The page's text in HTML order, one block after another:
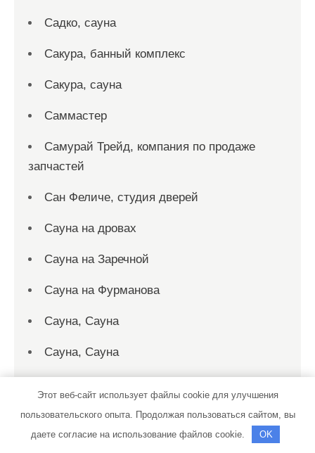
Садко, сауна
Сакура, банный комплекс
Сакура, сауна
Саммастер
Самурай Трейд, компания по продаже
запчастей
Сан Феличе, студия дверей
Сауна на дровах
Сауна на Заречной
Сауна на Фурманова
Сауна, Сауна
Сауна, Сауна
Сауна, Сауна
Этот веб-сайт использует файлы cookie для улучшения
пользовательского опыта. Продолжая пользоваться сайтом, вы
даете согласие на использование файлов cookie.
OK